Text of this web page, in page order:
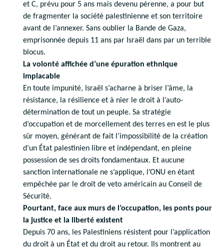
et C, prévu pour 5 ans mais devenu pérenne, a pour but
de fragmenter la société palestinienne et son territoire
avant de l’annexer. Sans oublier la Bande de Gaza,
emprisonnée depuis 11 ans par Israël dans par un terrible
blocus.
La volonté affichée d’une épuration ethnique
implacable
En toute impunité, Israël s’acharne à briser l’âme, la
résistance, la résilience et à nier le droit à l’auto-
détermination de tout un peuple. Sa stratégie
d’occupation et de morcellement des terres en est le plus
sûr moyen, générant de fait l’impossibilité de la création
d’un État palestinien libre et indépendant, en pleine
possession de ses droits fondamentaux. Et aucune
sanction internationale ne s’applique, l’ONU en étant
empêchée par le droit de veto américain au Conseil de
Sécurité.
Pourtant, face aux murs de l’occupation, les ponts pour
la justice et la liberté existent
Depuis 70 ans, les Palestiniens résistent pour l’application
du droit à un État et du droit au retour. Ils montrent au